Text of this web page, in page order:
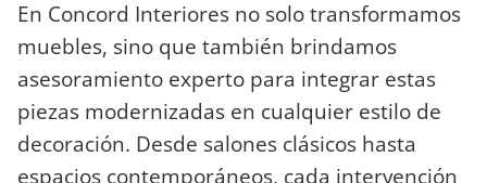
En Concord Interiores no solo transformamos
muebles, sino que también brindamos
asesoramiento experto para integrar estas
piezas modernizadas en cualquier estilo de
decoración. Desde salones clásicos hasta
espacios contemporáneos, cada intervención